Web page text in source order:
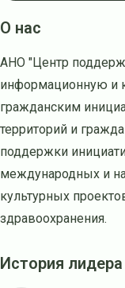
О нас
АНО "Центр
информационную и
гражданским
территорий и
поддержки
международных и
культурных
здравоохранения.
История лидера